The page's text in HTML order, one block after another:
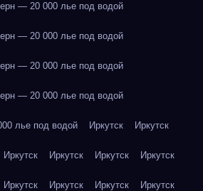
— 20 000 лье под водой
— 20 000 лье под водой
— 20 000 лье под водой
— 20 000 лье под водой
лье под водой Иркутск Иркутск
Иркутск Иркутск Иркутск Иркутск
Иркутск Иркутск Иркутск Иркутск